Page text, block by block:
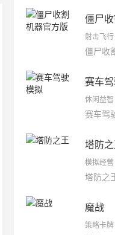
僵尸
射击飞行
僵尸收
赛车
休闲益智
赛车驾
塔防
模拟经营
塔防之
魔战
策略卡牌